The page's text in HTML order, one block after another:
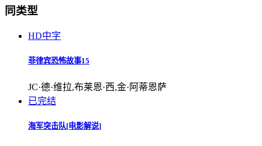
同类型
HD中字
菲律宾恐怖故事15
JC·德·维拉,布莱恩·西,金·阿蒂恩萨
已完结
海军突击队[电影解说]